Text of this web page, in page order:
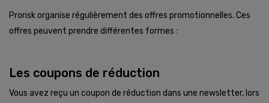
Prorisk organise régulièrement des offres promotionnelles. Ces
offres peuvent prendre différentes formes :
Les coupons de réduction
Vous avez reçu un coupon de réduction dans une newsletter, lors